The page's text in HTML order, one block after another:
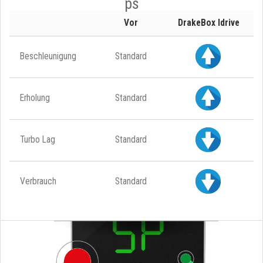
Vor DrakeBox Idrive
Beschleunigung Standard
Erholung Standard
Turbo Lag Standard
Verbrauch Standard